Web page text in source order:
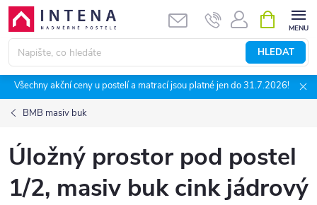
Přejít
obsah
HLEDAT
NÁKUPNÍ
KOŠÍK
Všechny akční ceny u postelí a matrací jsou platné jen do 31.7.2026!
BMB masiv buk
Úložný prostor pod postel
1/2, masiv buk cink jádrový